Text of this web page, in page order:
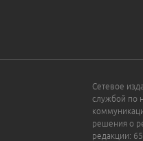
Сетевое
службой по
решения о
редакции: